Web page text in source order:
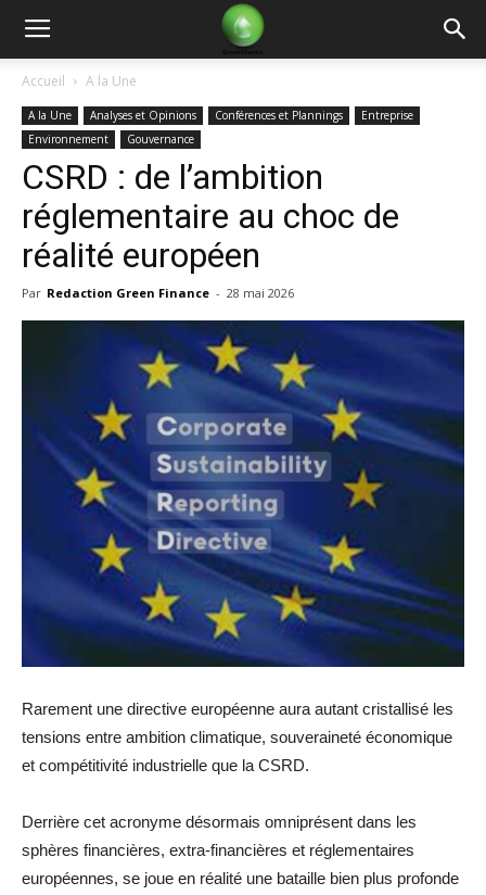
Green
Finance
Accueil A la Une
A la Une Analyses et Opinions Conférences et Plannings
Entreprise
Environnement
Gouvernance
CSRD : de l’ambition
réglementaire au choc de
réalité européen
Par Redaction Green Finance - 28 mai 2026
Rarement une directive européenne aura autant cristallisé les
tensions entre ambition climatique, souveraineté économique
et compétitivité industrielle que la CSRD.
Derrière cet acronyme désormais omniprésent dans les
sphères financières, extra-financières et réglementaires
européennes, se joue en réalité une bataille bien plus profonde